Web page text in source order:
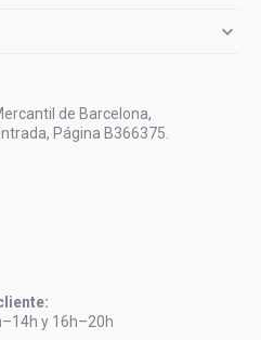

de Barcelona,
Página B366375.
y 16h–20h